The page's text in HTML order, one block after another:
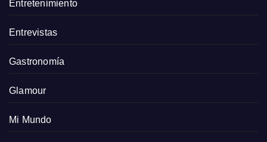
Entretenimiento
Entrevistas
Gastronomía
Glamour
Mi Mundo